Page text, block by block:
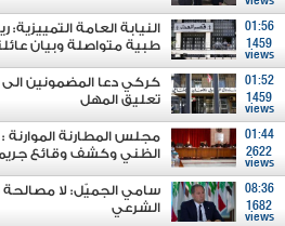
01:56
1459
views
النيابة العامة
طبية متواصلة وبيان
01:52
1459
views
كركي دعا المضمونين الى
تعليق المهل
01:44
2622
views
مجلس المطارنة الموارنة :
الظني وكشف وقائع
08:36
1682
views
سامي الجميّل: لا مصالحة
الشرعي